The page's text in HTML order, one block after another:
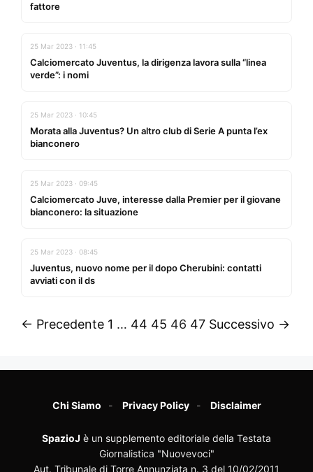
fattore
25 Mar 2023 · 11:45
Calciomercato Juventus, la dirigenza lavora sulla “linea
verde”: i nomi
25 Mar 2023 · 10:45
Morata alla Juventus? Un altro club di Serie A punta l’ex
bianconero
25 Mar 2023 · 09:45
Calciomercato Juve, interesse dalla Premier per il giovane
bianconero: la situazione
25 Mar 2023 · 08:45
Juventus, nuovo nome per il dopo Cherubini: contatti
avviati con il ds
← Precedente 1 … 44 45 46 47 Successivo →
Chi Siamo Privacy Policy Disclaimer
SpazioJ è un supplemento editoriale della Testata
Giornalistica "Nuovevoci"
Aut. Tribunale di Torre Annunziata n. 3 del 10/02/2011